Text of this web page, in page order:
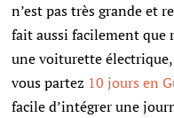
n’est pas très grande et
fait aussi facilement que
une voiturette électrique,
vous partez 10 jours en
facile d’intégrer une